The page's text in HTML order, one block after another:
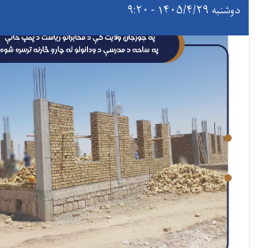
دوشنبه ۱۴۰۵/۴/۲۹ - ۹:۲۰